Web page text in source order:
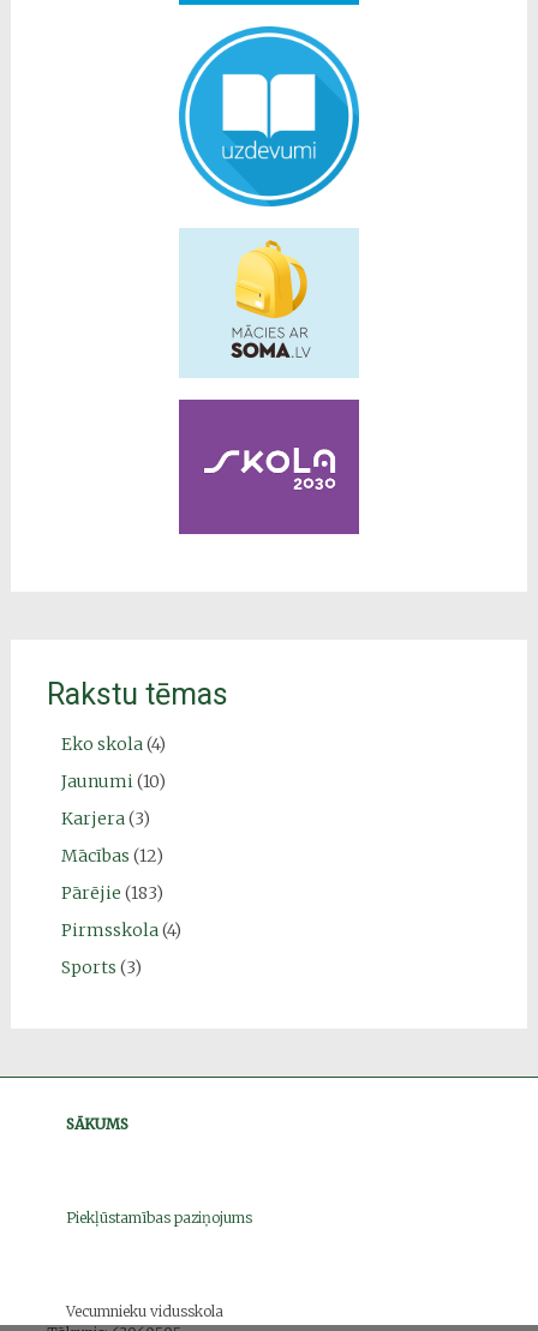
Rakstu tēmas
Eko skola(4)
Jaunumi(10)
Karjera(3)
Mācības (12)
Pārējie (183)
Pirmsskola(4)
Sports (3)
SĀKUMS
Piekļūstamības paziņojums
Vecumnieku vidusskola